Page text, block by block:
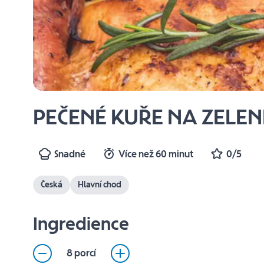
PEČENÉ KUŘE NA
Snadné Více než 60 minut 0/5
Česká Hlavní chod
Ingredience
8 porcí